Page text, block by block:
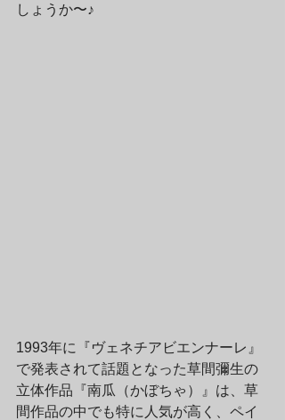
しょうか〜♪
1993年に『ヴェネチアビエンナーレ』
で発表されて話題となった草間彌生の
立体作品『南瓜（かぼちゃ）』は、草
間作品の中でも特に人気が高く、ペイ